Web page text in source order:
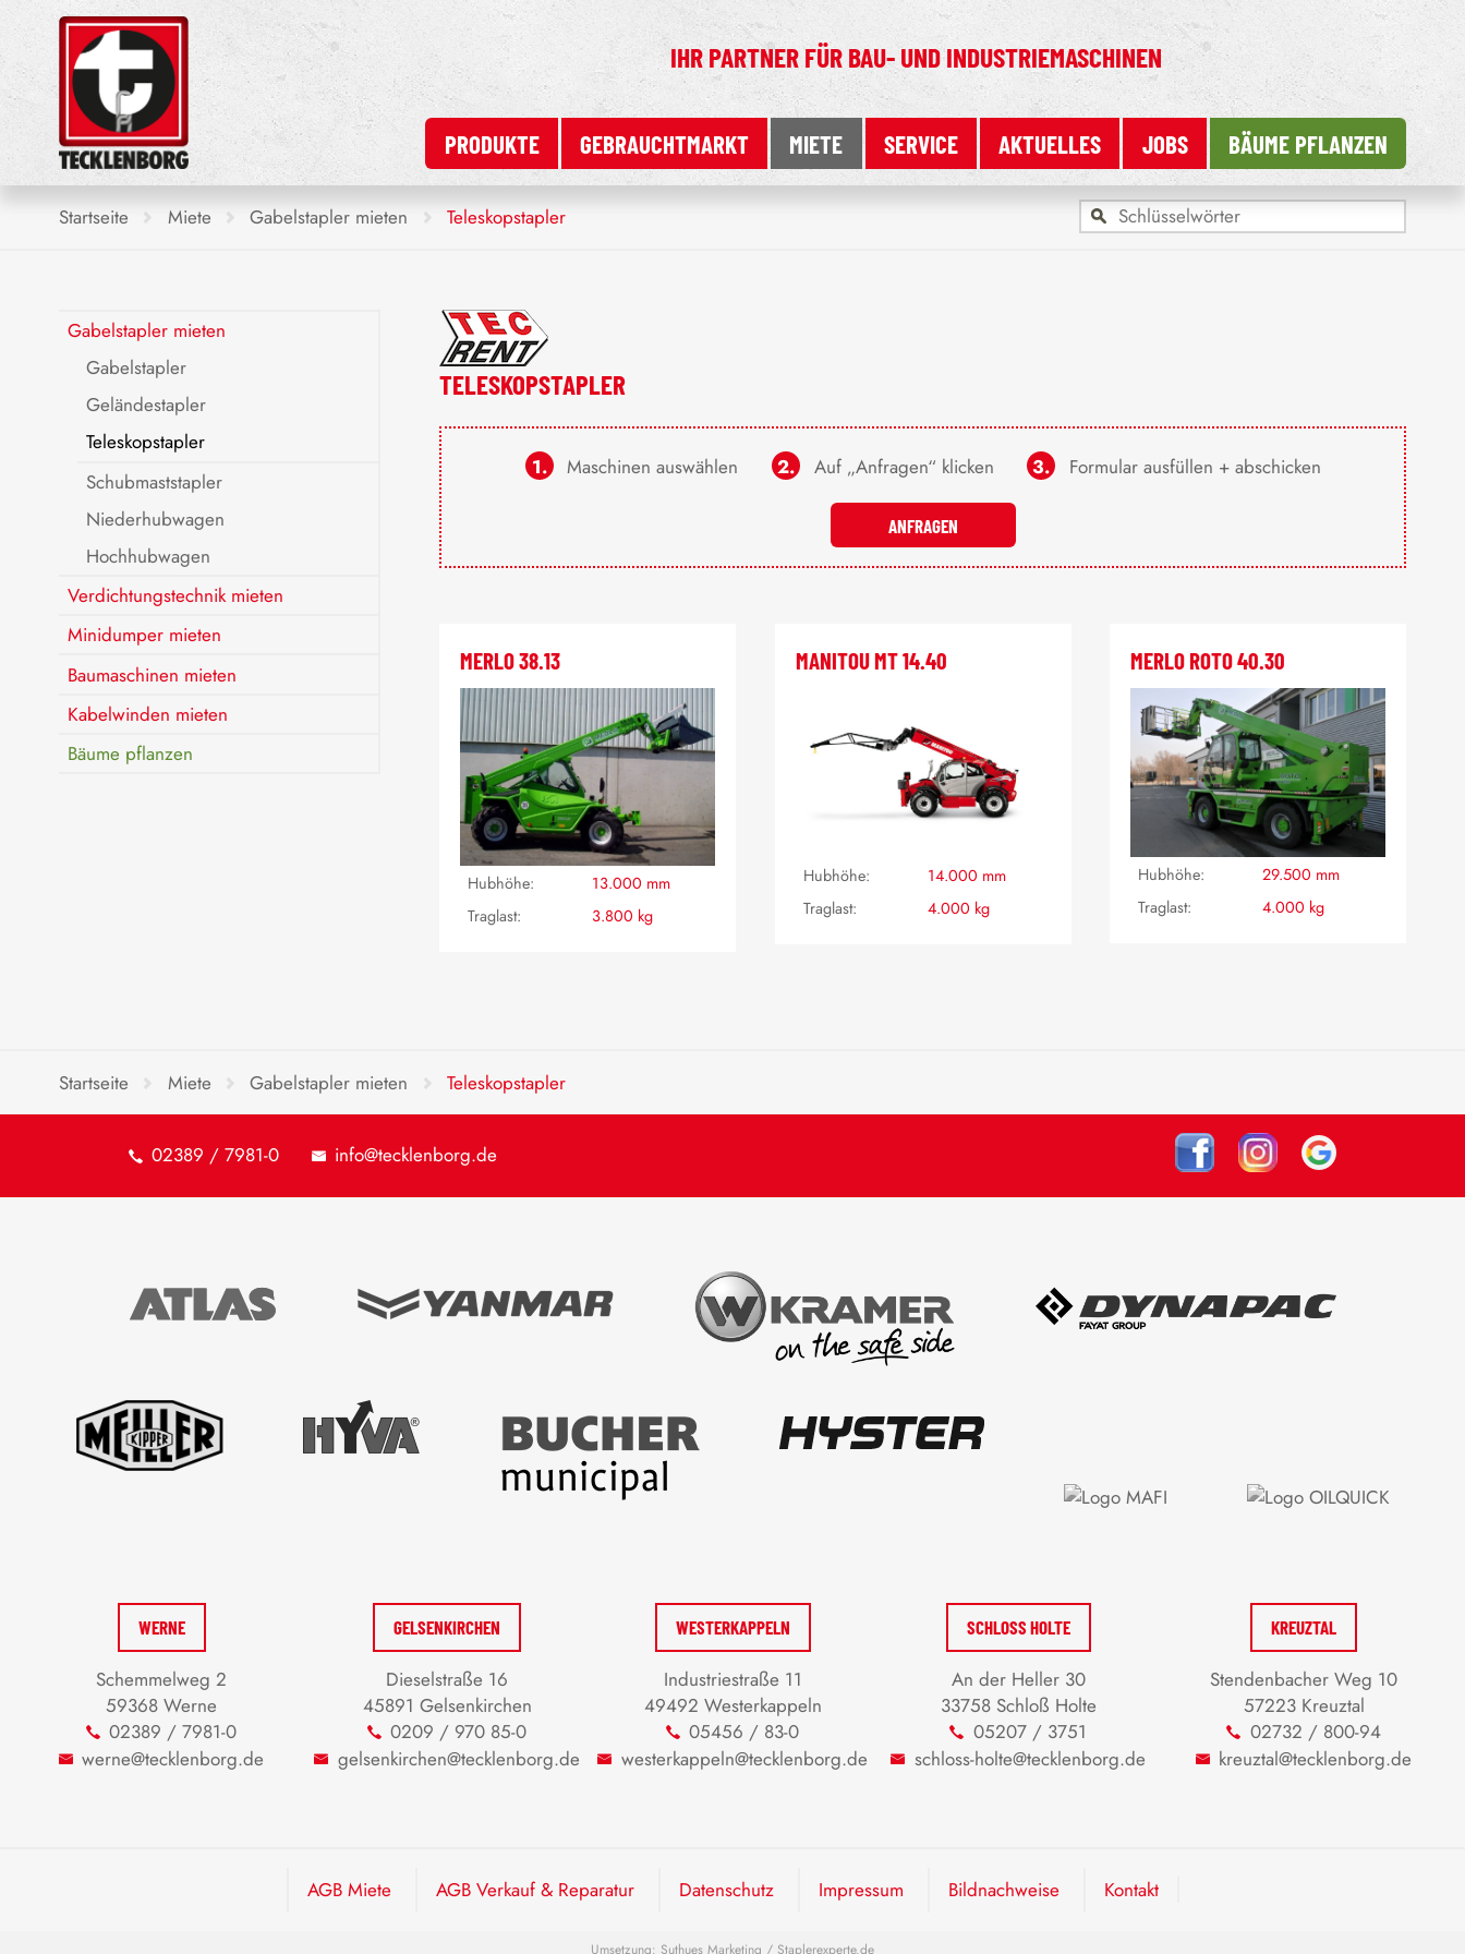
PRODUKTE GEBRAUCHTMARKT MIETE SERVICE AKTUELLES JOBS BÄUME PFLANZEN
IHR PARTNER FÜRBAU- UND INDUSTRIEMASCHINEN
Startseite Miete Gabelstapler mieten Teleskopstapler
TELESKOPSTAPLER
Maschinen auswählen Auf „Anfragen“ klicken Formular ausfüllen + abschicken
ANFRAGEN
MERLO 38.13
Hubhöhe:
13.000 mm
Traglast:
3.800 kg
MANITOU MT 14.40
Hubhöhe:
14.000 mm
Traglast:
4.000 kg
MERLO ROTO 40.30
Hubhöhe:
29.500 mm
Traglast:
4.000 kg
Gabelstapler mieten
Gabelstapler
Geländestapler
Teleskopstapler
Schubmaststapler
Niederhubwagen
Hochhubwagen
Verdichtungstechnik mieten
Minidumper mieten
Baumaschinen mieten
Kabelwinden mieten
Bäume pflanzen
Startseite Miete Gabelstapler mieten Teleskopstapler
02389 / 7981-0 info@tecklenborg.de
WERNE
Schemmelweg 2
59368 Werne
02389 / 7981-0
werne@tecklenborg.de
GELSENKIRCHEN
Dieselstraße 16
45891 Gelsenkirchen
0209 / 970 85-0
gelsenkirchen@tecklenborg.de
WESTERKAPPELN
Industriestraße 11
49492 Westerkappeln
05456 / 83-0
westerkappeln@tecklenborg.de
SCHLOSS HOLTE
An der Heller 30
33758 Schloß Holte
05207 / 3751
schloss-holte@tecklenborg.de
KREUZTAL
Stendenbacher Weg 10
57223 Kreuztal
02732 / 800-94
kreuztal@tecklenborg.de
AGB Miete AGB Verkauf & Reparatur Datenschutz Impressum Bildnachweise Kontakt
Umsetzung: Suthues Marketing / Staplerexperte.de